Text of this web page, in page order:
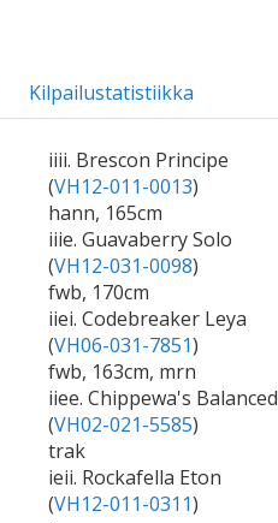
Kilpailustatistiikka
iiii. Brescon Principe
(VH12-011-0013)
hann, 165cm
iiie. Guavaberry Solo
(VH12-031-0098)
fwb, 170cm
iiei. Codebreaker Leya
(VH06-031-7851)
fwb, 163cm, mrn
iiee. Chippewa's Balanced
(VH02-021-5585)
trak
ieii. Rockafella Eton
(VH12-011-0311)